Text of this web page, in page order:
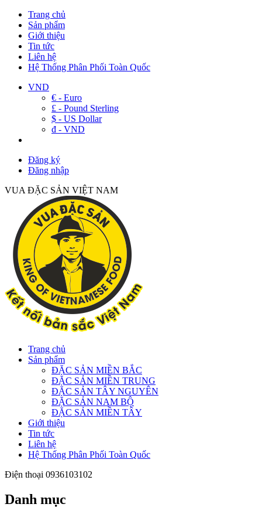
Trang chủ
Sản phẩm
Giới thiệu
Tin tức
Liên hệ
Hệ Thống Phân Phối Toàn Quốc
VND
€ - Euro
£ - Pound Sterling
$ - US Dollar
đ - VND
Đăng ký
Đăng nhập
VUA ĐẶC SẢN VIỆT NAM
Trang chủ
Sản phẩm
ĐẶC SẢN MIỀN BẮC
ĐẶC SẢN MIỀN TRUNG
ĐẶC SẢN TÂY NGUYÊN
ĐẶC SẢN NAM BỘ
ĐẶC SẢN MIỀN TÂY
Giới thiệu
Tin tức
Liên hệ
Hệ Thống Phân Phối Toàn Quốc
Điện thoại 0936103102
Danh mục